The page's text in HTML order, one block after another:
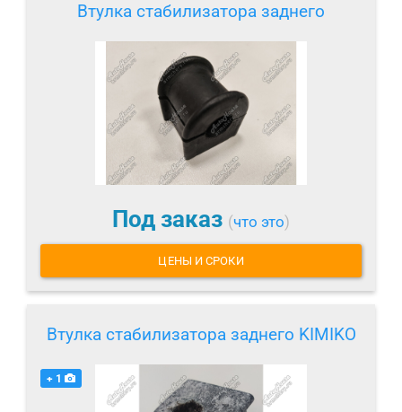
Втулка стабилизатора заднего
Под заказ (что это)
ЦЕНЫ И СРОКИ
Втулка стабилизатора заднего KIMIKO
+ 1